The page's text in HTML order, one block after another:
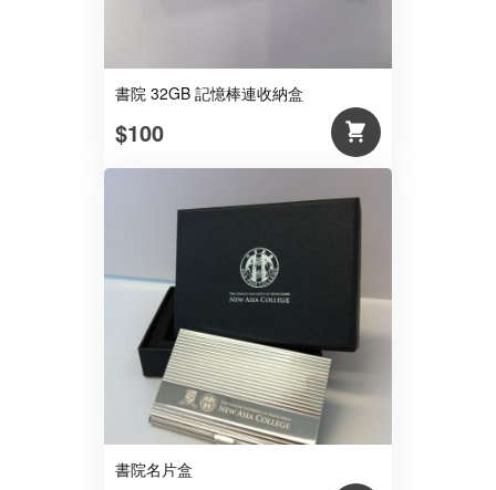
書院 32GB 記憶棒連收納盒
$100
書院名片盒